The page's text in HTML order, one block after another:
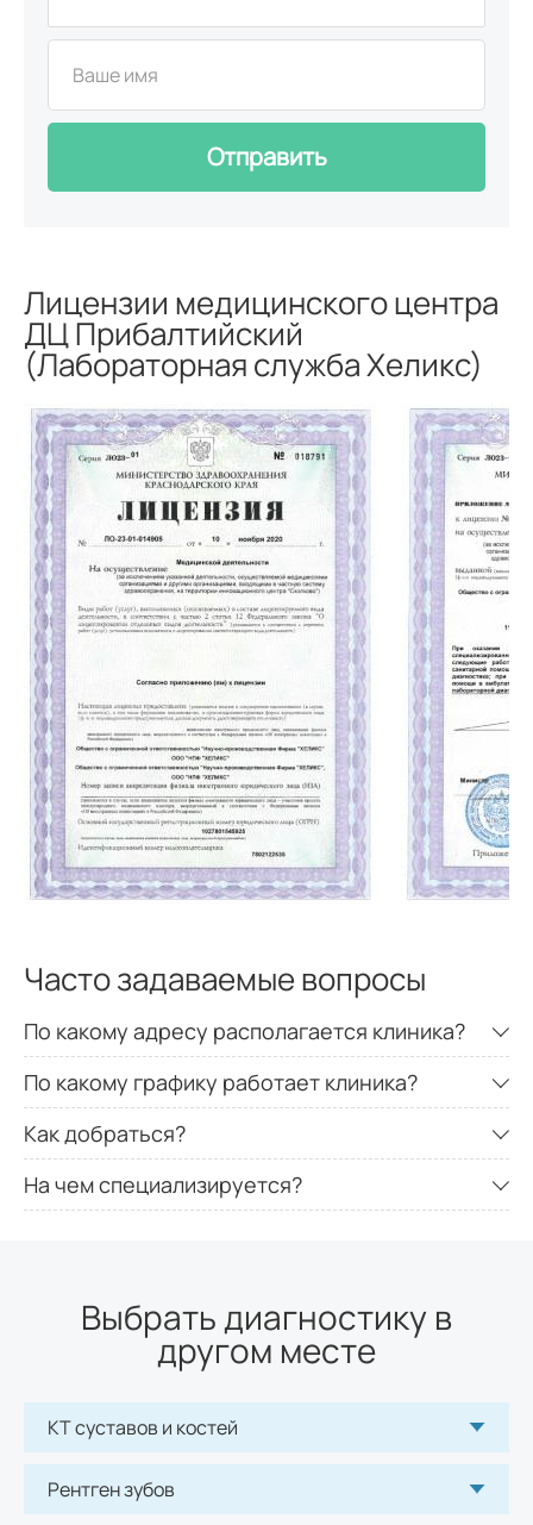
Отправить
Лицензии медицинского центра
ДЦ Прибалтийский
(Лабораторная служба Хеликс)
Часто задаваемые вопросы
По какому адресу располагается клиника?
По какому графику работает клиника?
Как добраться?
На чем специализируется?
Выбрать диагностику в
другом месте
КТ суставов и костей
Рентген зубов